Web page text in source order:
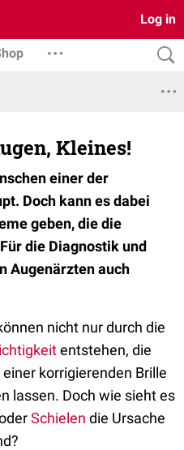
Log in
Kleines!
einer der
Doch kann es dabei
geben, die die
die Diagnostik und
Augenärzten auch
nicht nur durch die
entstehen, die
korrigierenden Brille
lassen. Doch wie sieht es
Schielen die Ursache